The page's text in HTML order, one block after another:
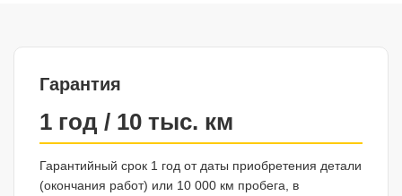
Гарантия
1 год / 10 тыс. км
Гарантийный срок 1 год от даты приобретения детали
(окончания работ) или 10 000 км пробега, в